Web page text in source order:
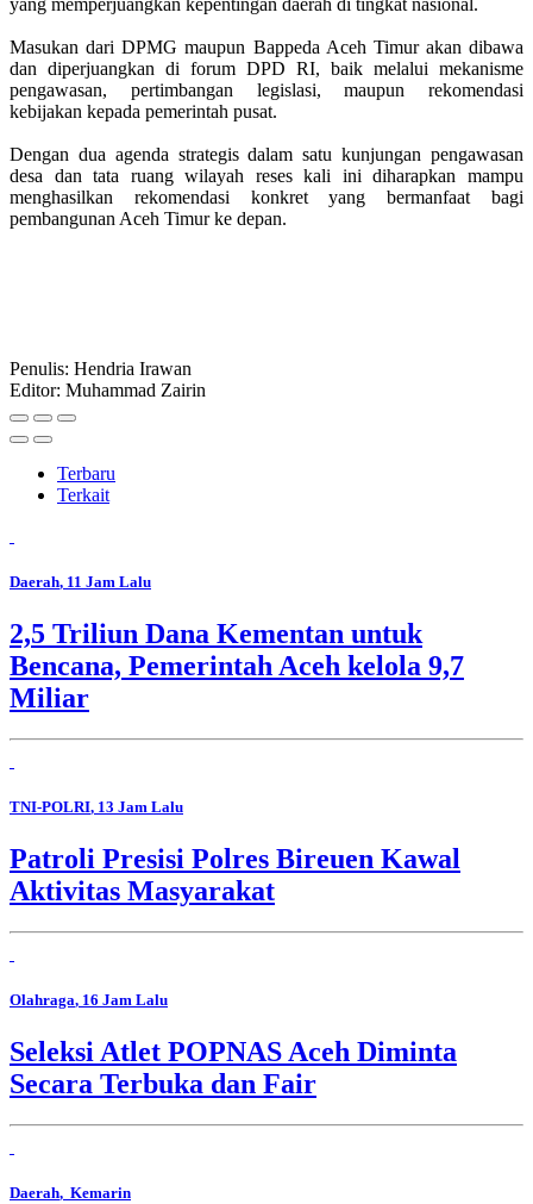
Masukan dari DPMG maupun Bappeda Aceh Timur akan dibawa
dan diperjuangkan di forum DPD RI, baik melalui mekanisme
pengawasan, pertimbangan legislasi, maupun rekomendasi
kebijakan kepada pemerintah pusat.
Dengan dua agenda strategis dalam satu kunjungan pengawasan
desa dan tata ruang wilayah reses kali ini diharapkan mampu
menghasilkan rekomendasi konkret yang bermanfaat bagi
pembangunan Aceh Timur ke depan.
Penulis: Hendria Irawan
Editor: Muhammad Zairin
Terbaru
Terkait
Daerah, 11 Jam Lalu
2,5 Triliun Dana Kementan untuk
Bencana, Pemerintah Aceh kelola 9,7
Miliar
TNI-POLRI, 13 Jam Lalu
Patroli Presisi Polres Bireuen Kawal
Aktivitas Masyarakat
Olahraga, 16 Jam Lalu
Seleksi Atlet POPNAS Aceh Diminta
Secara Terbuka dan Fair
Daerah, Kemarin